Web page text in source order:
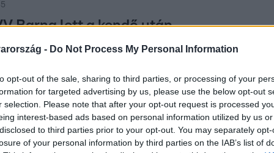
- Do Not Process My Personal Information
opt-out of the sale, sharing to third parties, or processing of your
for targeted advertising by us, please use the below opt-out
selection. Please note that after your opt-out request is processed
interest-based ads based on personal information utilized by us
to third parties prior to your opt-out. You may separately
of your personal information by third parties on the IAB’s list of
Barna lett a kendő után
tudósítottak a villában.
a szememet” – VV Barna és VV